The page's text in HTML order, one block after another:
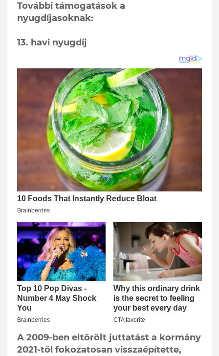
További támogatások a
nyugdíjasoknak:
13. havi nyugdíj
A 2009-ben eltörölt juttatást a kormány
2021-től fokozatosan visszaépítette,